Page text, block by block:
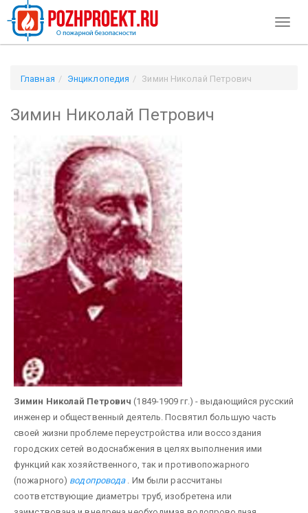
Главная Энциклопедия Зимин Николай Петрович
Зимин Николай Петрович
Зимин Николай Петрович (1849-1909 гг.) - выдающийся русский
инженер и общественный деятель. Посвятил большую часть
своей жизни проблеме переустройства или воссоздания
городских сетей водоснабжения в целях выполнения ими
функций как хозяйственного, так и противопожарного
(пожарного) водопровода. Им были рассчитаны
соответствующие диаметры труб, изобретена или